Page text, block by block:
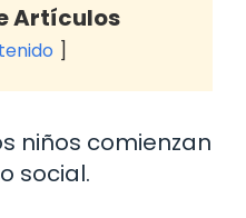
Artículos
niños comienzan
social.